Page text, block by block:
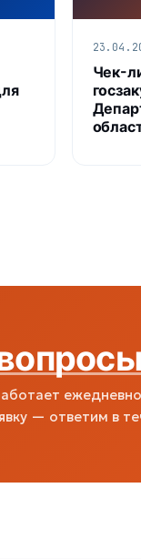
Чек-
— ответим в